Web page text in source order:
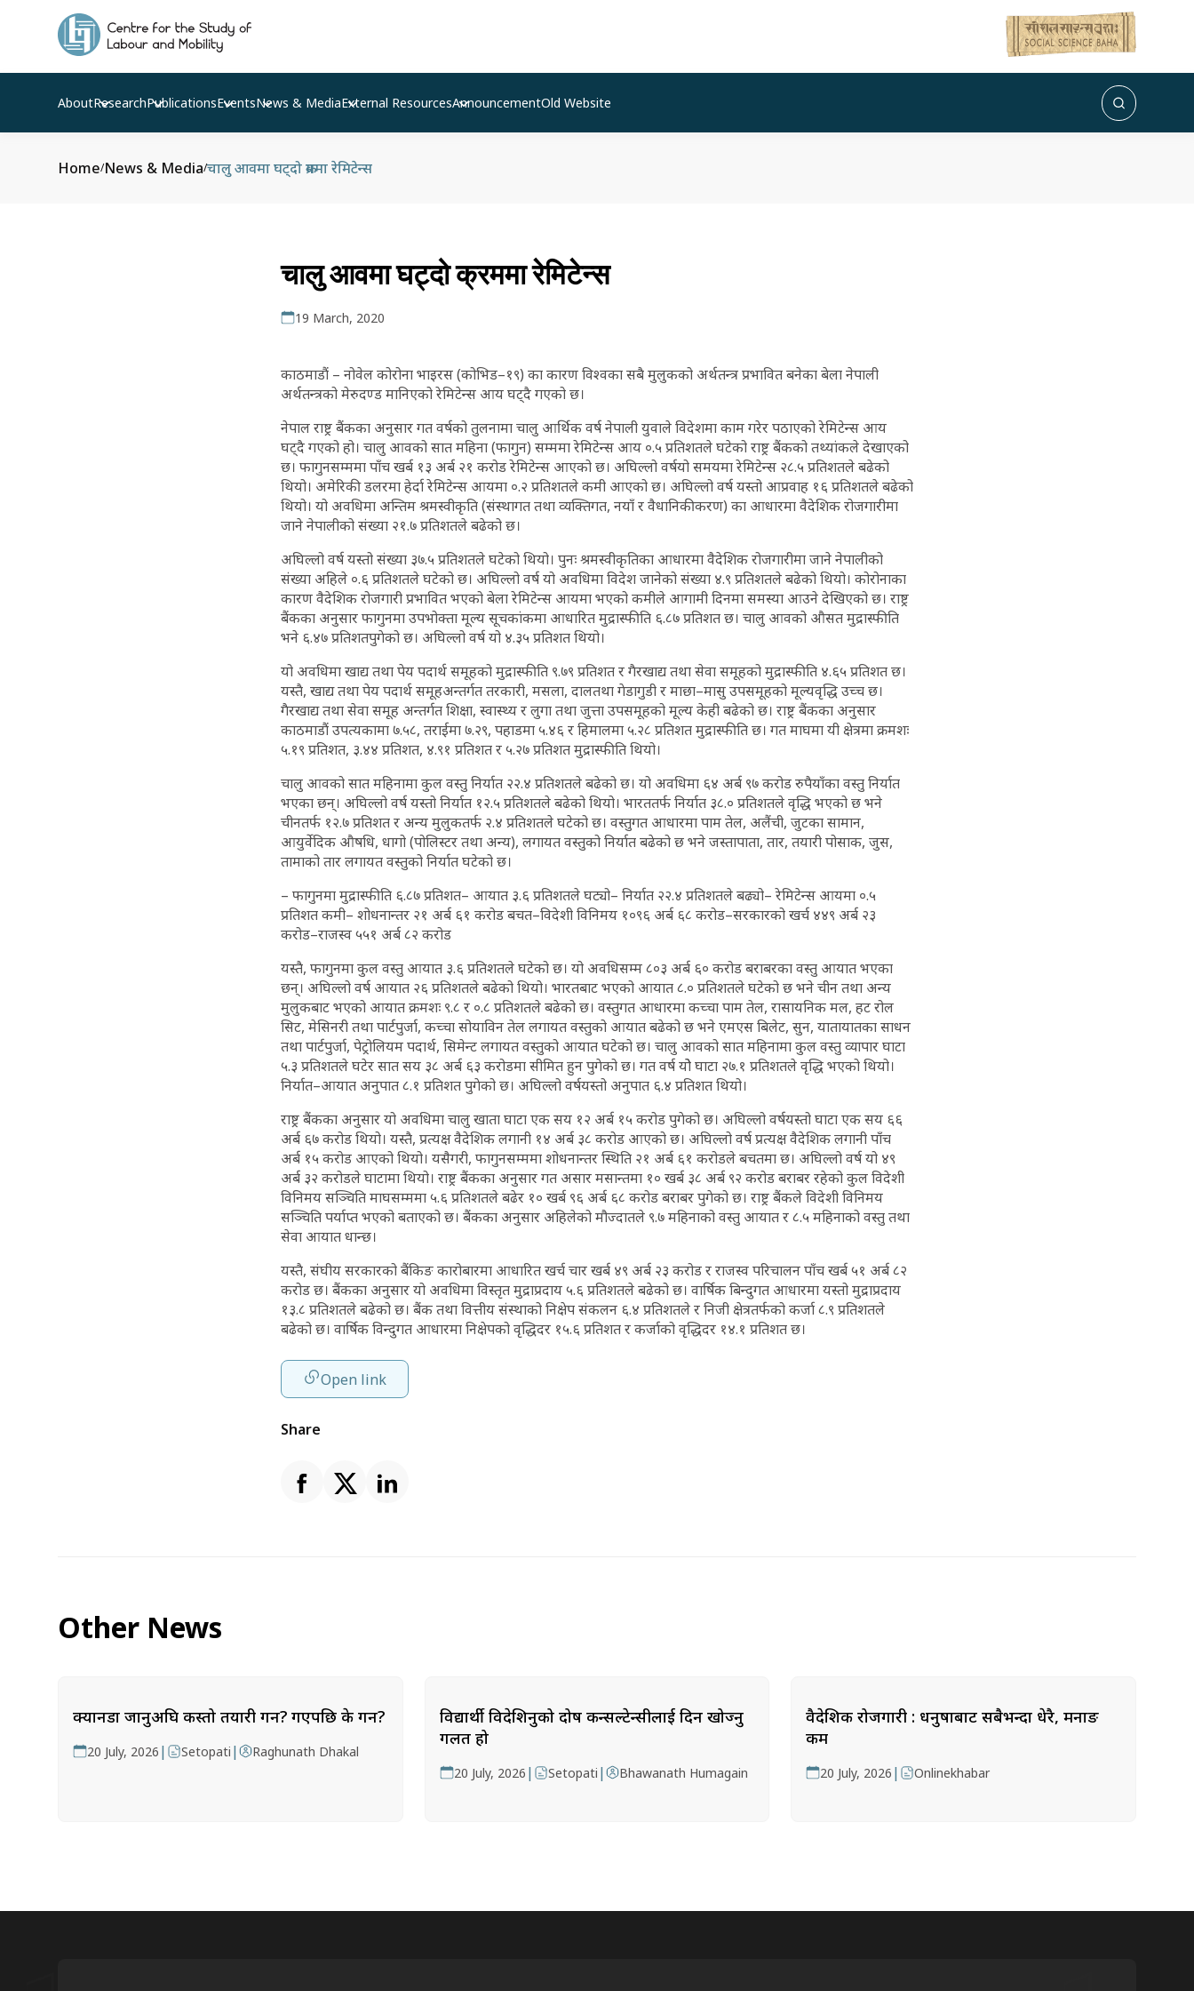
AboutResearchPublicationsEventsNews & MediaExternal ResourcesAnnouncementOld Website
Home/News & Media/चालु आवमा घट्दो क्रममा रेमिटेन्स
चालु आवमा घट्दो क्रममा रेमिटेन्स
19 March, 2020
काठमाडौं – नोवेल कोरोना भाइरस (कोभिड–१९) का कारण विश्वका सबै मुलुकको अर्थतन्त्र प्रभावित बनेका बेला नेपाली
अर्थतन्त्रको मेरुदण्ड मानिएको रेमिटेन्स आय घट्दै गएको छ।
नेपाल राष्ट्र बैंकका अनुसार गत वर्षको तुलनामा चालु आर्थिक वर्ष नेपाली युवाले विदेशमा काम गरेर पठाएको रेमिटेन्स आय
घट्दै गएको हो। चालु आवको सात महिना (फागुन) सम्ममा रेमिटेन्स आय ०.५ प्रतिशतले घटेको राष्ट्र बैंकको तथ्यांकले देखाएको
छ। फागुनसम्ममा पाँच खर्ब १३ अर्ब २१ करोड रेमिटेन्स आएको छ। अघिल्लो वर्षयो समयमा रेमिटेन्स २८.५ प्रतिशतले बढेको
थियो। अमेरिकी डलरमा हेर्दा रेमिटेन्स आयमा ०.२ प्रतिशतले कमी आएको छ। अघिल्लो वर्ष यस्तो आप्रवाह १६ प्रतिशतले बढेको
थियो। यो अवधिमा अन्तिम श्रमस्वीकृति (संस्थागत तथा व्यक्तिगत, नयाँ र वैधानिकीकरण) का आधारमा वैदेशिक रोजगारीमा
जाने नेपालीको संख्या २१.७ प्रतिशतले बढेको छ।
अघिल्लो वर्ष यस्तो संख्या ३७.५ प्रतिशतले घटेको थियो। पुनः श्रमस्वीकृतिका आधारमा वैदेशिक रोजगारीमा जाने नेपालीको
संख्या अहिले ०.६ प्रतिशतले घटेको छ। अघिल्लो वर्ष यो अवधिमा विदेश जानेको संख्या ४.९ प्रतिशतले बढेको थियो। कोरोनाका
कारण वैदेशिक रोजगारी प्रभावित भएको बेला रेमिटेन्स आयमा भएको कमीले आगामी दिनमा समस्या आउने देखिएको छ। राष्ट्र
बैंकका अनुसार फागुनमा उपभोक्ता मूल्य सूचकांकमा आधारित मुद्रास्फीति ६.८७ प्रतिशत छ। चालु आवको औसत मुद्रास्फीति
भने ६.४७ प्रतिशतपुगेको छ। अघिल्लो वर्ष यो ४.३५ प्रतिशत थियो।
यो अवधिमा खाद्य तथा पेय पदार्थ समूहको मुद्रास्फीति ९.७९ प्रतिशत र गैरखाद्य तथा सेवा समूहको मुद्रास्फीति ४.६५ प्रतिशत छ।
यस्तै, खाद्य तथा पेय पदार्थ समूहअन्तर्गत तरकारी, मसला, दालतथा गेडागुडी र माछा–मासु उपसमूहको मूल्यवृद्धि उच्च छ।
गैरखाद्य तथा सेवा समूह अन्तर्गत शिक्षा, स्वास्थ्य र लुगा तथा जुत्ता उपसमूहको मूल्य केही बढेको छ। राष्ट्र बैंकका अनुसार
काठमाडौं उपत्यकामा ७.५८, तराईमा ७.२९, पहाडमा ५.४६ र हिमालमा ५.२८ प्रतिशत मुद्रास्फीति छ। गत माघमा यी क्षेत्रमा क्रमशः
५.१९ प्रतिशत, ३.४४ प्रतिशत, ४.९१ प्रतिशत र ५.२७ प्रतिशत मुद्रास्फीति थियो।
चालु आवको सात महिनामा कुल वस्तु निर्यात २२.४ प्रतिशतले बढेको छ। यो अवधिमा ६४ अर्ब ९७ करोड रुपैयाँका वस्तु निर्यात
भएका छन्। अघिल्लो वर्ष यस्तो निर्यात १२.५ प्रतिशतले बढेको थियो। भारततर्फ निर्यात ३८.० प्रतिशतले वृद्धि भएको छ भने
चीनतर्फ १२.७ प्रतिशत र अन्य मुलुकतर्फ २.४ प्रतिशतले घटेको छ। वस्तुगत आधारमा पाम तेल, अलैंची, जुटका सामान,
आयुर्वेदिक औषधि, धागो (पोलिस्टर तथा अन्य), लगायत वस्तुको निर्यात बढेको छ भने जस्तापाता, तार, तयारी पोसाक, जुस,
तामाको तार लगायत वस्तुको निर्यात घटेको छ।
– फागुनमा मुद्रास्फीति ६.८७ प्रतिशत– आयात ३.६ प्रतिशतले घट्यो– निर्यात २२.४ प्रतिशतले बढ्यो– रेमिटेन्स आयमा ०.५
प्रतिशत कमी– शोधनान्तर २१ अर्ब ६१ करोड बचत–विदेशी विनिमय १०९६ अर्ब ६८ करोड–सरकारको खर्च ४४९ अर्ब २३
करोड–राजस्व ५५१ अर्ब ८२ करोड
यस्तै, फागुनमा कुल वस्तु आयात ३.६ प्रतिशतले घटेको छ। यो अवधिसम्म ८०३ अर्ब ६० करोड बराबरका वस्तु आयात भएका
छन्। अघिल्लो वर्ष आयात २६ प्रतिशतले बढेको थियो। भारतबाट भएको आयात ८.० प्रतिशतले घटेको छ भने चीन तथा अन्य
मुलुकबाट भएको आयात क्रमशः ९.८ र ०.८ प्रतिशतले बढेको छ। वस्तुगत आधारमा कच्चा पाम तेल, रासायनिक मल, हट रोल
सिट, मेसिनरी तथा पार्टपुर्जा, कच्चा सोयाविन तेल लगायत वस्तुको आयात बढेको छ भने एमएस बिलेट, सुन, यातायातका साधन
तथा पार्टपुर्जा, पेट्रोलियम पदार्थ, सिमेन्ट लगायत वस्तुको आयात घटेको छ। चालु आवको सात महिनामा कुल वस्तु व्यापार घाटा
५.३ प्रतिशतले घटेर सात सय ३८ अर्ब ६३ करोडमा सीमित हुन पुगेको छ। गत वर्ष योे घाटा २७.१ प्रतिशतले वृद्धि भएको थियो।
निर्यात–आयात अनुपात ८.१ प्रतिशत पुगेको छ। अघिल्लो वर्षयस्तो अनुपात ६.४ प्रतिशत थियो।
राष्ट्र बैंकका अनुसार यो अवधिमा चालु खाता घाटा एक सय १२ अर्ब १५ करोड पुगेको छ। अघिल्लो वर्षयस्तो घाटा एक सय ६६
अर्ब ६७ करोड थियो। यस्तै, प्रत्यक्ष वैदेशिक लगानी १४ अर्ब ३८ करोड आएको छ। अघिल्लो वर्ष प्रत्यक्ष वैदेशिक लगानी पाँच
अर्ब १५ करोड आएको थियो। यसैगरी, फागुनसम्ममा शोधनान्तर स्थिति २१ अर्ब ६१ करोडले बचतमा छ। अघिल्लो वर्ष यो ४९
अर्ब ३२ करोडले घाटामा थियो। राष्ट्र बैंकका अनुसार गत असार मसान्तमा १० खर्ब ३८ अर्ब ९२ करोड बराबर रहेको कुल विदेशी
विनिमय सञ्चिति माघसम्ममा ५.६ प्रतिशतले बढेर १० खर्ब ९६ अर्ब ६८ करोड बराबर पुगेको छ। राष्ट्र बैंकले विदेशी विनिमय
सञ्चिति पर्याप्त भएको बताएको छ। बैंकका अनुसार अहिलेको मौज्दातले ९.७ महिनाको वस्तु आयात र ८.५ महिनाको वस्तु तथा
सेवा आयात धान्छ।
यस्तै, संघीय सरकारको बैंकिङ कारोबारमा आधारित खर्च चार खर्ब ४९ अर्ब २३ करोड र राजस्व परिचालन पाँच खर्ब ५१ अर्ब ८२
करोड छ। बैंकका अनुसार यो अवधिमा विस्तृत मुद्राप्रदाय ५.६ प्रतिशतले बढेको छ। वार्षिक बिन्दुगत आधारमा यस्तो मुद्राप्रदाय
१३.८ प्रतिशतले बढेको छ। बैंक तथा वित्तीय संस्थाको निक्षेप संकलन ६.४ प्रतिशतले र निजी क्षेत्रतर्फको कर्जा ८.९ प्रतिशतले
बढेको छ। वार्षिक विन्दुगत आधारमा निक्षेपको वृद्धिदर १५.६ प्रतिशत र कर्जाको वृद्धिदर १४.१ प्रतिशत छ।
Open link
Share
Other News
क्यानडा जानुअघि कस्तो तयारी गर्ने? गएपछि के गर्ने?
20 July, 2026 | Setopati | Raghunath Dhakal
विद्यार्थी विदेशिनुको दोष कन्सल्टेन्सीलाई दिन खोज्नु
गलत हो
20 July, 2026 | Setopati | Bhawanath Humagain
वैदेशिक रोजगारी : धनुषाबाट सबैभन्दा धेरै, मनाङ
कम
20 July, 2026 | Onlinekhabar